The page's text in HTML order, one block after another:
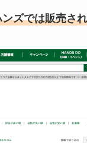
ンズでは販売さ